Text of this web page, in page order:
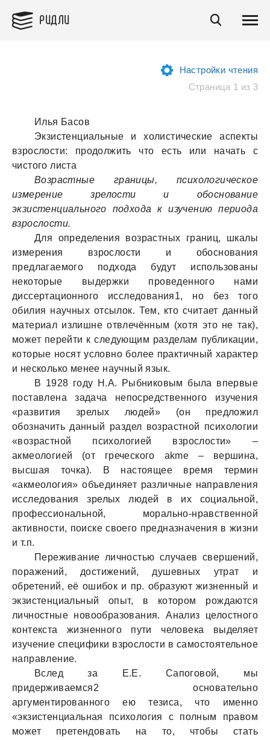
РИДЛИ
Настройки чтения
Страница 1 из 3
Илья Басов
Экзистенциальные и холистические аспекты
взрослости: продолжить что есть или начать с
чистого листа
Возрастные границы, психологическое
измерение зрелости и обоснование
экзистенциального подхода к изучению периода
взрослости.
Для определения возрастных границ, шкалы
измерения взрослости и обоснования
предлагаемого подхода будут использованы
некоторые выдержки проведенного нами
диссертационного исследования1, но без того
обилия научных отсылок. Тем, кто считает данный
материал излишне отвлечённым (хотя это не так),
может перейти к следующим разделам публикации,
которые носят условно более практичный характер
и несколько менее научный язык.
В 1928 году Н.А. Рыбниковым была впервые
поставлена задача непосредственного изучения
«развития зрелых людей» (он предложил
обозначить данный раздел возрастной психологии
«возрастной психологией взрослости» –
акмеологией (от греческого akme – вершина,
высшая точка). В настоящее время термин
«акмеология» объединяет различные направления
исследования зрелых людей в их социальной,
профессиональной, морально-нравственной
активности, поиске своего предназначения в жизни
и т.п.
Переживание личностью случаев свершений,
поражений, достижений, душевных утрат и
обретений, её ошибок и пр. образуют жизненный и
экзистенциальный опыт, в котором рождаются
личностные новообразования. Анализ целостного
контекста жизненного пути человека выделяет
изучение специфики взрослости в самостоятельное
направление.
Вслед за Е.Е. Сапоговой, мы
придерживаемся2 основательно
аргументированного ею тезиса, что именно
«экзистенциальная психология с полным правом
может претендовать на то, чтобы стать